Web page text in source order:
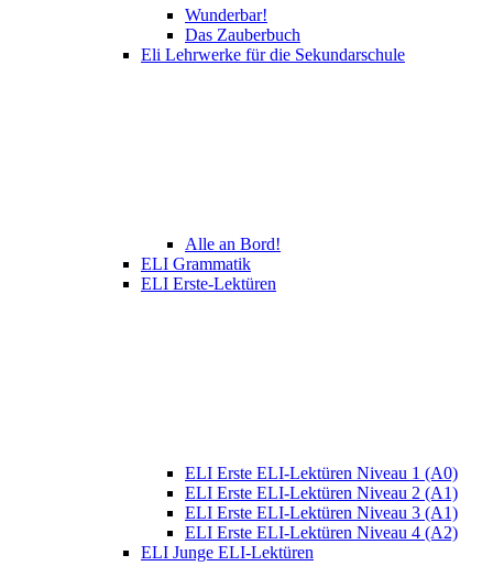
Wunderbar!
Das Zauberbuch
Eli Lehrwerke für die Sekundarschule
Alle an Bord!
ELI Grammatik
ELI Erste-Lektüren
ELI Erste ELI-Lektüren Niveau 1 (A0)
ELI Erste ELI-Lektüren Niveau 2 (A1)
ELI Erste ELI-Lektüren Niveau 3 (A1)
ELI Erste ELI-Lektüren Niveau 4 (A2)
ELI Junge ELI-Lektüren